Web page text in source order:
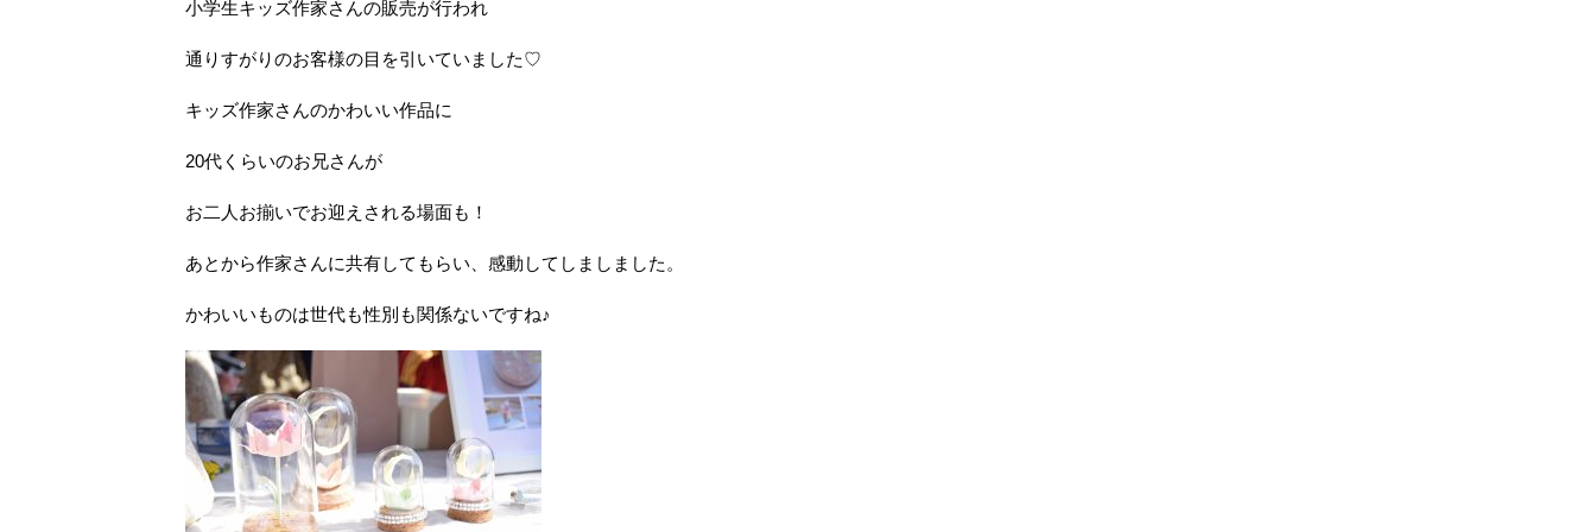
小学生キッズ作家さんの販売が行われ
通りすがりのお客様の目を引いていました♡
キッズ作家さんのかわいい作品に
20代くらいのお兄さんが
お二人お揃いでお迎えされる場面も！
あとから作家さんに共有してもらい、感動してしましました。
かわいいものは世代も性別も関係ないですね♪